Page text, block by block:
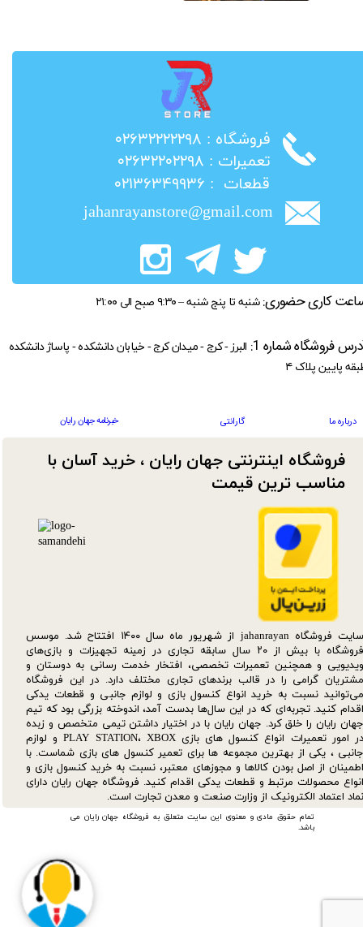
تمام حقوق مادی و معنوی این سایت متعلق به فروشگاه جهان رایان می
باشد.
​فروشگاه : ۰۲۶۳۲۲۲۲۲۹۸
​تعمیرات : ۰۲۶۳۲۲۰۲۲۹۸
​قطعات : ۰۲۱۳۶۳۴۹۹۳۶
jahanrayanstore@gmail.com
سایت فروشگاه jahanrayan از شهریور ماه سال ۱۴۰۰ افتتاح شد. موسس
فروشگاه با بیش از ۲۰ سال سابقه تجاری در زمینه تجهیزات و بازی‌های
ویدیویی و همچنین تعمیرات تخصصی، افتخار خدمت رسانی به دوستان و
مشتریان گرامی را در قالب برندهای تجاری مختلف دارد. در این فروشگاه
می‌توانید نسبت به خرید انواع کنسول بازی و لوازم جانبی و قطعات یدکی‌
اقدام کنید. تجربه‌ای که در این سال‌ها بدست آمد، اندوخته بزرگی بود که تیم
جهان رایان را خلق کرد. جهان رایان با در اختیار داشتن تیمی متخصص و زبده
در امور تعمیرات انواع کنسول های بازی PLAY STATION، XBOX و لوازم
جانبی ، یکی از بهترین مجموعه ها برای تعمیر کنسول های بازی شماست. با
اطمینان از اصل بودن کالاها و مجوزهای معتبر، نسبت به خرید کنسول بازی و
انواع محصولات مرتبط و قطعات یدکی اقدام کنید. فروشگاه جهان رایان دارای
نماد اعتماد الکترونیک از وزارت صنعت و معدن تجارت است.
فروشگاه اینترنتی جهان رایان ، خرید آسان با
مناسب ترین قیمت​​​​​​​
کاری حضوری: شنبه تا پنج شنبه – ۹:۳۰ صبح الی ۲۱:۰۰
درباره ما گارانتی خبرنامه جهان رایان
فروشگاه شماره 1:
البرز - کرج - میدان کرج - خیابان دانشکده - پاساژ دانشکده
پایین پلاک ۴